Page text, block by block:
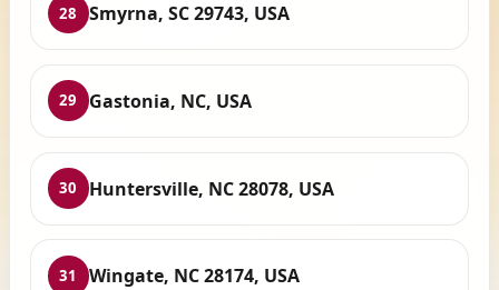
28 Smyrna, SC 29743, USA
29 Gastonia, NC, USA
30 Huntersville, NC 28078, USA
31 Wingate, NC 28174, USA